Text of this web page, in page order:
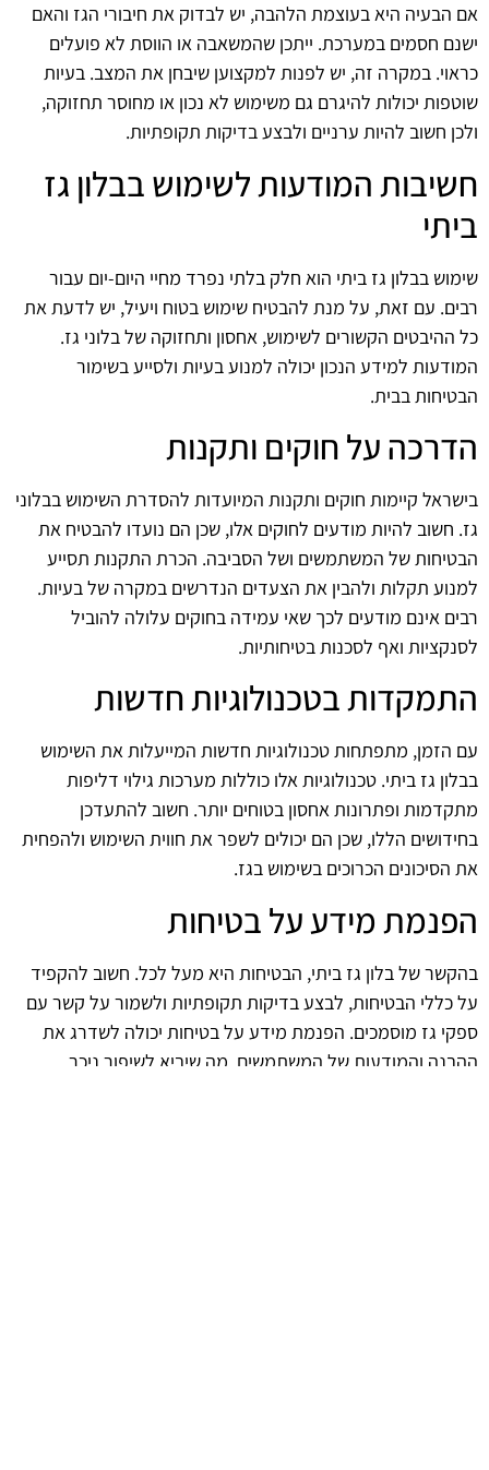
אם הבעיה היא בעוצמת הלהבה, יש לבדוק את חיבורי הגז והאם
ישנם חסמים במערכת. ייתכן שהמשאבה או הווסת לא פועלים
כראוי. במקרה זה, יש לפנות למקצוען שיבחן את המצב. בעיות
שוטפות יכולות להיגרם גם משימוש לא נכון או מחוסר תחזוקה,
ולכן חשוב להיות ערניים ולבצע בדיקות תקופתיות.
חשיבות המודעות לשימוש בבלון גז
ביתי
שימוש בבלון גז ביתי הוא חלק בלתי נפרד מחיי היום-יום עבור
רבים. עם זאת, על מנת להבטיח שימוש בטוח ויעיל, יש לדעת את
כל ההיבטים הקשורים לשימוש, אחסון ותחזוקה של בלוני גז.
המודעות למידע הנכון יכולה למנוע בעיות ולסייע בשימור
הבטיחות בבית.
הדרכה על חוקים ותקנות
בישראל קיימות חוקים ותקנות המיועדות להסדרת השימוש בבלוני
גז. חשוב להיות מודעים לחוקים אלו, שכן הם נועדו להבטיח את
הבטיחות של המשתמשים ושל הסביבה. הכרת התקנות תסייע
למנוע תקלות ולהבין את הצעדים הנדרשים במקרה של בעיות.
רבים אינם מודעים לכך שאי עמידה בחוקים עלולה להוביל
לסנקציות ואף לסכנות בטיחותיות.
התמקדות בטכנולוגיות חדשות
עם הזמן, מתפתחות טכנולוגיות חדשות המייעלות את השימוש
בבלון גז ביתי. טכנולוגיות אלו כוללות מערכות גילוי דליפות
מתקדמות ופתרונות אחסון בטוחים יותר. חשוב להתעדכן
בחידושים הללו, שכן הם יכולים לשפר את חווית השימוש ולהפחית
את הסיכונים הכרוכים בשימוש בגז.
הפנמת מידע על בטיחות
בהקשר של בלון גז ביתי, הבטיחות היא מעל לכל. חשוב להקפיד
על כללי הבטיחות, לבצע בדיקות תקופתיות ולשמור על קשר עם
ספקי גז מוסמכים. הפנמת מידע על בטיחות יכולה לשדרג את
ההבנה והמודעות של המשתמשים, מה שיביא לשיפור ניכר